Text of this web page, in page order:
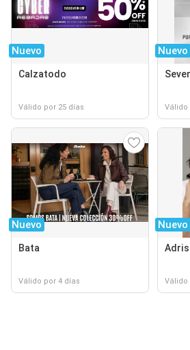
Nuevo
Calzatodo
Válido por 25 días
Nuevo
Válido
Nuevo
Bata
Válido por 4 días
Nuevo
Válido